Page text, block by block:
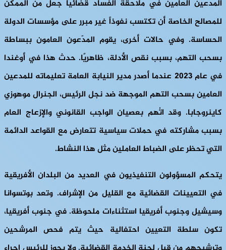
المدعين العامين في ملاحقة الفساد قضائياً جعل من الممكن
للمصالح الخاصة أن تكتسب نفوذاً غير مبرر على مؤسسات الدولة
الحساسة. وفي حالات أخرى، يقوم المدّعون العامون ببساطة
بسحب التهم، بسبب نقص الأدلة، ظاهريًا. حدث هذا في أوغندا
في عام 2023 عندما أصدر مدير النيابة العامة تعليماته للمدعين
العامين بسحب التهم الموجهة ضد نجل الرئيس، الجنرال موهوزي
كاينروجابا. وقد اتُهم بعصيان الواجب القانوني والإزعاج العام
بسبب مشاركته في حملات سياسية تتعارض مع القواعد الدائمة
التي تحظر على الضباط العاملين مثل هذا النشاط.
يتحكم المسؤولون التنفيذيون في العديد من البلدان الأفريقية
في التعيينات القضائية مع القليل من الإشراف. وتعد بوتسوانا
وسيشيل وجنوب أفريقيا استثناءات ملحوظة. في جنوب أفريقيا،
تكون سلطة التعيين احتفالية حيث يتم فحص المرشحين